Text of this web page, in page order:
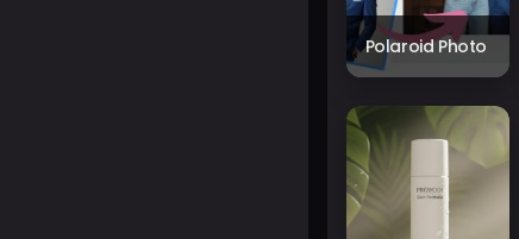
Polaroid Photo